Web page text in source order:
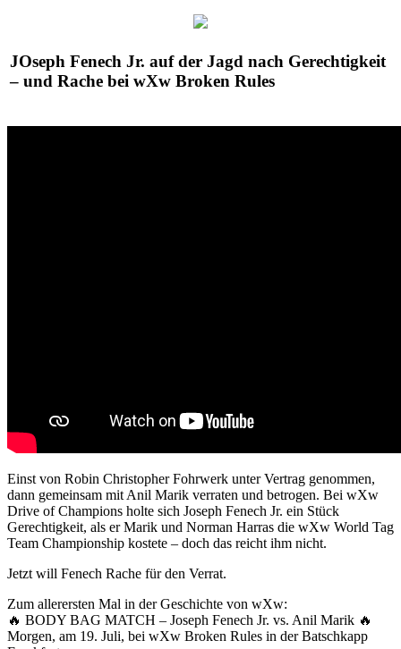
JOseph Fenech Jr. auf der Jagd nach Gerechtigkeit
– und Rache bei wXw Broken Rules
Einst von Robin Christopher Fohrwerk unter Vertrag genommen,
dann gemeinsam mit Anil Marik verraten und betrogen. Bei wXw
Drive of Champions holte sich Joseph Fenech Jr. ein Stück
Gerechtigkeit, als er Marik und Norman Harras die wXw World Tag
Team Championship kostete – doch das reicht ihm nicht.
Jetzt will Fenech Rache für den Verrat.
Zum allerersten Mal in der Geschichte von wXw:
🔥 BODY BAG MATCH – Joseph Fenech Jr. vs. Anil Marik 🔥
Morgen, am 19. Juli, bei wXw Broken Rules in der Batschkapp